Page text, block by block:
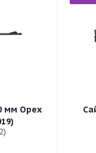
мм Орех
(32019)